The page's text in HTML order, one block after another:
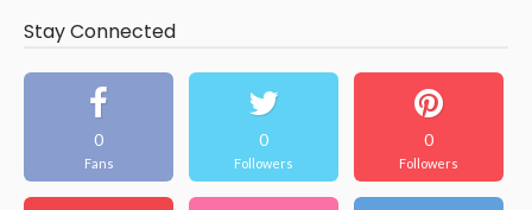
Stay Connected
0
Fans
0
Followers
0
Followers